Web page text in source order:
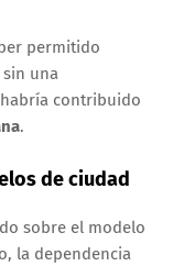
permitido
una
contribuido
.
de ciudad
sobre el modelo
la dependencia